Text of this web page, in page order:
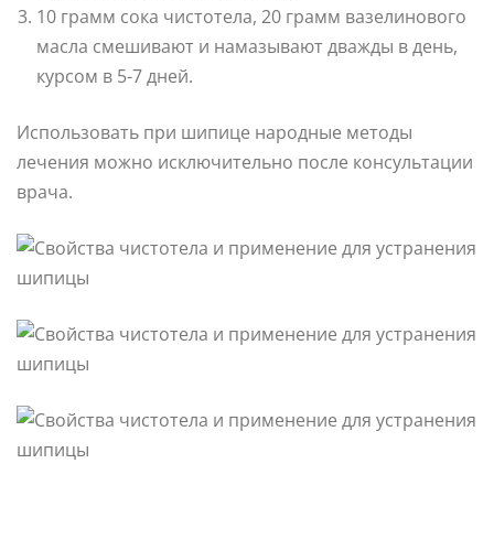
10 грамм сока чистотела, 20 грамм вазелинового
масла смешивают и намазывают дважды в день,
курсом в 5-7 дней.
Использовать при шипице народные методы
лечения можно исключительно после консультации
врача.